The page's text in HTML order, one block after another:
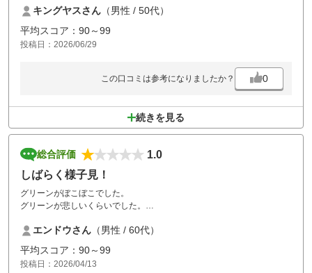
キングヤスさん （男性 / 50代）
平均スコア：90～99
投稿日：2026/06/29
この口コミは参考になりましたか？ 0
続きを見る
総合評価
1.0
しばらく様子見！
グリーンがぼこぼこでした。
グリーンが悲しいくらいでした。
エンドウさん （男性 / 60代）
平均スコア：90～99
投稿日：2026/04/13